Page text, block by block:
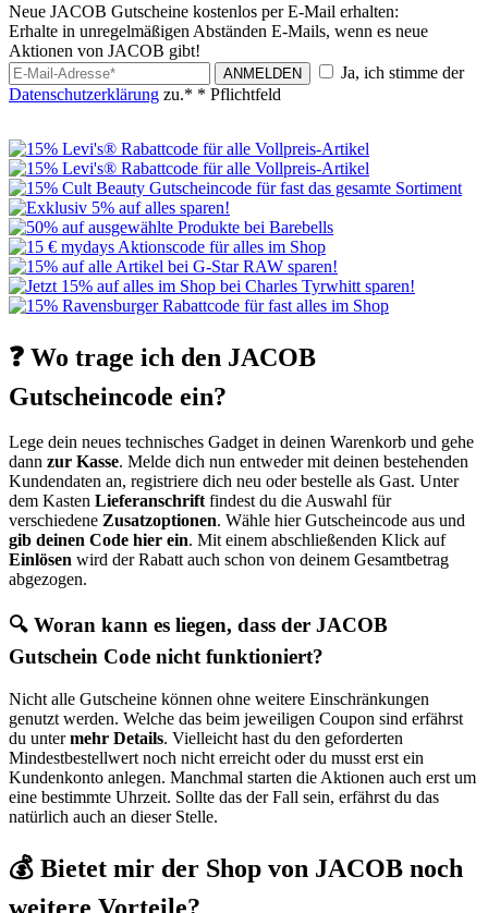
Neue JACOB Gutscheine kostenlos per E-Mail erhalten:
Erhalte in unregelmäßigen Abständen E-Mails, wenn es neue
Aktionen von JACOB gibt!
ANMELDEN
Ja, ich stimme der
Datenschutzerklärung zu.* * Pflichtfeld
❓ Wo trage ich den JACOB
Gutscheincode ein?
Lege dein neues technisches Gadget in deinen Warenkorb und gehe
dann zur Kasse. Melde dich nun entweder mit deinen bestehenden
Kundendaten an, registriere dich neu oder bestelle als Gast. Unter
dem Kasten Lieferanschriftfindest du die Auswahl für
verschiedene Zusatzoptionen. Wähle hier Gutscheincode aus und
gib deinen Code hier ein. Mit einem abschließenden Klick auf
Einlösen wird der Rabatt auch schon von deinem Gesamtbetrag
abgezogen.
🔍 Woran kann es liegen, dass der JACOB
Gutschein Code nicht funktioniert?
Nicht alle Gutscheine können ohne weitere Einschränkungen
genutzt werden. Welche das beim jeweiligen Coupon sind erfährst
du untermehr Details. Vielleicht hast du den geforderten
Mindestbestellwert noch nicht erreicht oder du musst erst ein
Kundenkonto anlegen. Manchmal starten die Aktionen auch erst um
eine bestimmte Uhrzeit. Sollte das der Fall sein, erfährst du das
natürlich auch an dieser Stelle.
💰 Bietet mir der Shop von JACOB noch